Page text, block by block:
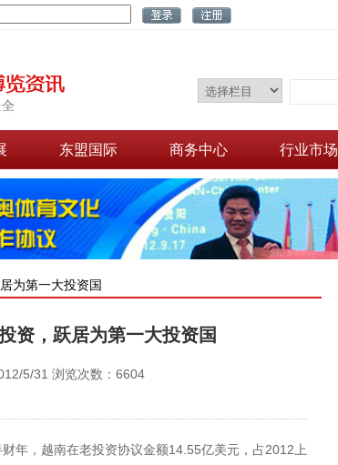
东盟国际 商务中心 行业市场
为第一大投资国
资，跃居为第一大投资国
5/31 浏览次数：6604
，越南在老投资协议金额14.55亿美元，占2012上